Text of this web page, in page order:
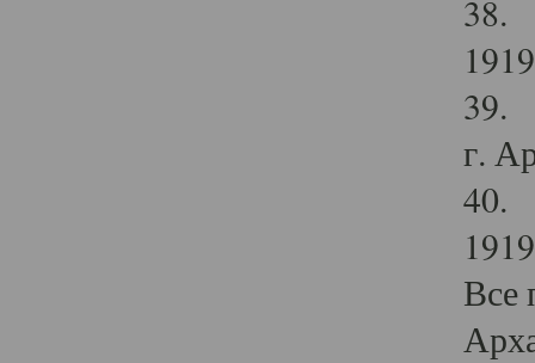
38.
39.
г.
40.
Все